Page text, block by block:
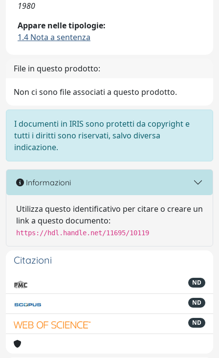
1980
Appare nelle tipologie:
1.4 Nota a sentenza
File in questo prodotto:
Non ci sono file associati a questo prodotto.
I documenti in IRIS sono protetti da copyright e
tutti i diritti sono riservati, salvo diversa
indicazione.
Informazioni
Utilizza questo identificativo per citare o creare un
link a questo documento:
https://hdl.handle.net/11695/10119
Citazioni
ND
ND
ND